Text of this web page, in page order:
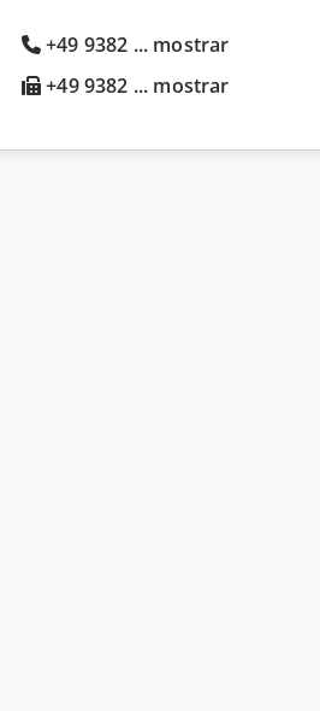
+49 9382 ... mostrar
+49 9382 ... mostrar